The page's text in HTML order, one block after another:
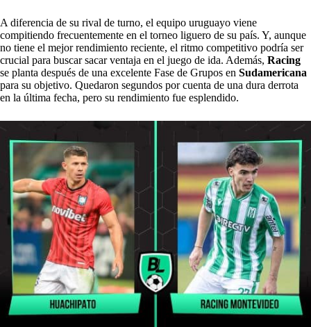
A diferencia de su rival de turno, el equipo uruguayo viene
compitiendo frecuentemente en el torneo liguero de su país. Y, aunque
no tiene el mejor rendimiento reciente, el ritmo competitivo podría ser
crucial para buscar sacar ventaja en el juego de ida. Además, Racing
se planta después de una excelente Fase de Grupos en Sudamericana
para su objetivo. Quedaron segundos por cuenta de una dura derrota
en la última fecha, pero su rendimiento fue esplendido.